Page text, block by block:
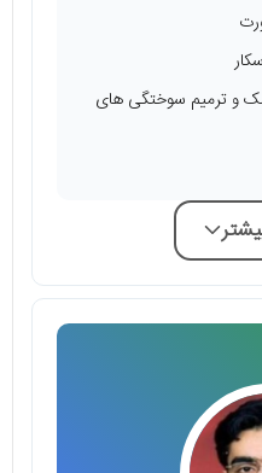
و ترمیم سوختگی‌ های